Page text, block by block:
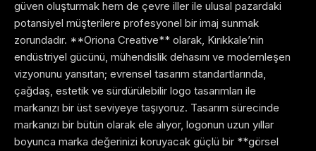
güven oluşturmak hem de çevre iller ile ulusal pazardaki
potansiyel müşterilere profesyonel bir imaj sunmak
zorundadır. **Oriona Creative** olarak, Kırıkkale’nin
endüstriyel gücünü, mühendislik dehasını ve modernleşen
vizyonunu yansıtan; evrensel tasarım standartlarında,
çağdaş, estetik ve sürdürülebilir logo tasarımları ile
markanızı bir üst seviyeye taşıyoruz. Tasarım sürecinde
markanızı bir bütün olarak ele alıyor, logonun uzun yıllar
boyunca marka değerinizi koruyacak güçlü bir **görsel